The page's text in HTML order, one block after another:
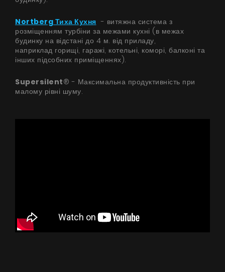
Nortberg Тиха Кухня - витяжна система з
розміщенням турбіни за межами кухні (в межах
будинку на відстані до 4 м. від приладу,
наприклад горищі, гаражі, котельні, коморі, балконі та
інших підсобних приміщеннях).
Supersilent® - Максимальна продуктивність при
малому рівні шуму.